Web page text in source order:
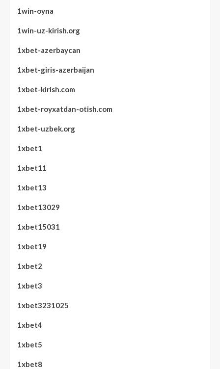
1win-oyna
1win-uz-kirish.org
1xbet-azerbaycan
1xbet-giris-azerbaijan
1xbet-kirish.com
1xbet-royxatdan-otish.com
1xbet-uzbek.org
1xbet1
1xbet11
1xbet13
1xbet13029
1xbet15031
1xbet19
1xbet2
1xbet3
1xbet3231025
1xbet4
1xbet5
1xbet8